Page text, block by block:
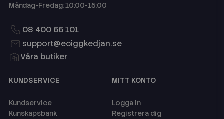
Måndag-Fredag: 10:00-15:00
08 400 66 101
support@eciggkedjan.se
Våra butiker
KUNDSERVICE
Kundservice
Kunskapsbank
MITT KONTO
Logga in
Registrera dig